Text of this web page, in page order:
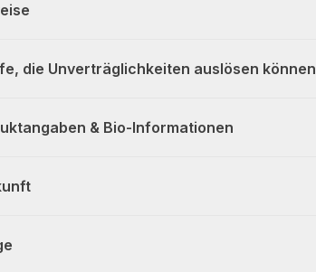
die Unverträglichkeiten auslösen können
& Bio-Informationen